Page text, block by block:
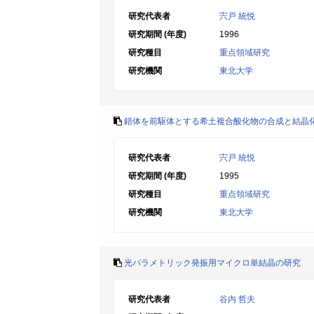
研究代表者
宍戸 統悦
研究期間 (年度)
1996
研究種目
重点領域研究
研究機関
東北大学
錯体を前駆体とする希土複合酸化物の合成と結晶
研究代表者
宍戸 統悦
研究期間 (年度)
1995
研究種目
重点領域研究
研究機関
東北大学
光パラメトリック発振用マイクロ単結晶の研究
研究代表者
谷内 哲夫